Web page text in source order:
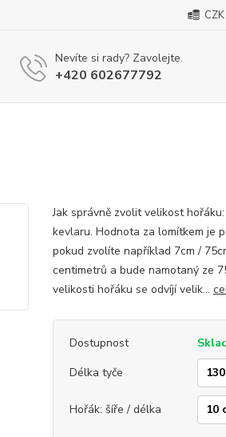
Nevíte si rady? Zavolejte.
+420 602677792
Jak správně zvolit velikost
kevlaru. Hodnota za lomítkem je
pokud zvolíte například 7cm /
centimetrů a bude namotaný ze
velikosti hořáku se odvíjí velik...
Dostupnost
Délka tyče
Hořák: šíře / délka